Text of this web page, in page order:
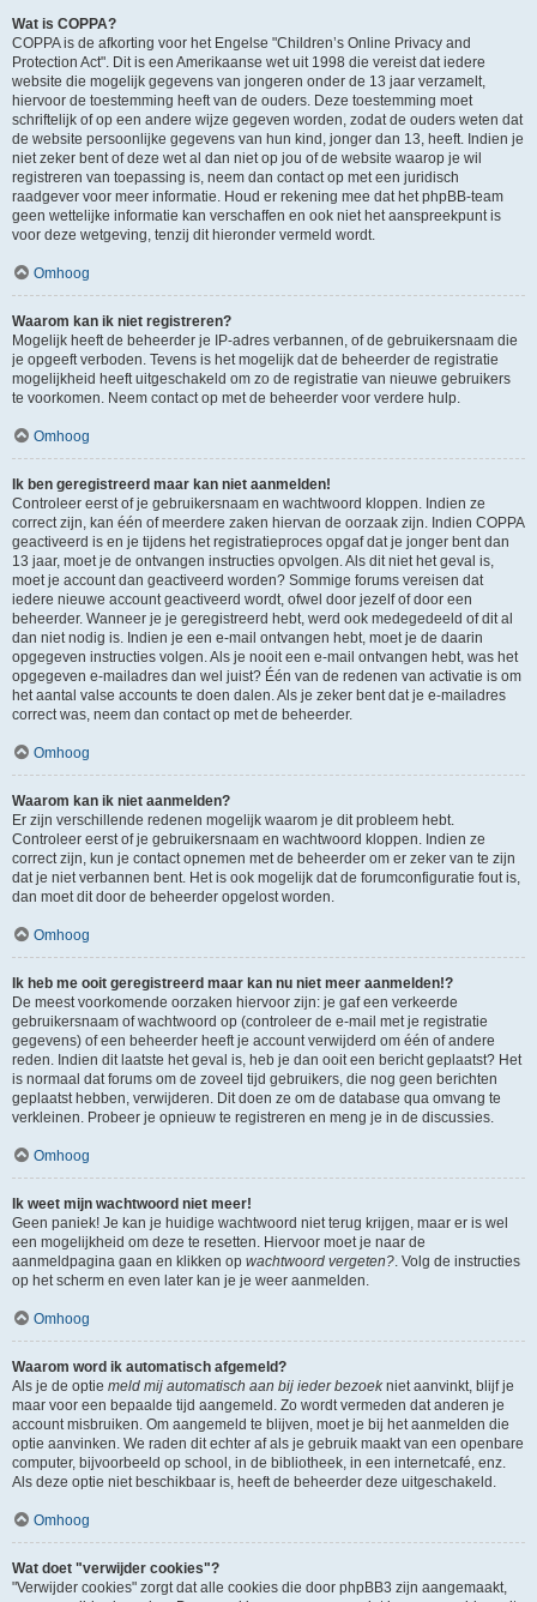
Wat is COPPA?
COPPA is de afkorting voor het Engelse "Children’s Online Privacy and
Protection Act". Dit is een Amerikaanse wet uit 1998 die vereist dat iedere
website die mogelijk gegevens van jongeren onder de 13 jaar verzamelt,
hiervoor de toestemming heeft van de ouders. Deze toestemming moet
schriftelijk of op een andere wijze gegeven worden, zodat de ouders weten dat
de website persoonlijke gegevens van hun kind, jonger dan 13, heeft. Indien je
niet zeker bent of deze wet al dan niet op jou of de website waarop je wil
registreren van toepassing is, neem dan contact op met een juridisch
raadgever voor meer informatie. Houd er rekening mee dat het phpBB-team
geen wettelijke informatie kan verschaffen en ook niet het aanspreekpunt is
voor deze wetgeving, tenzij dit hieronder vermeld wordt.
Omhoog
Waarom kan ik niet registreren?
Mogelijk heeft de beheerder je IP-adres verbannen, of de gebruikersnaam die
je opgeeft verboden. Tevens is het mogelijk dat de beheerder de registratie
mogelijkheid heeft uitgeschakeld om zo de registratie van nieuwe gebruikers
te voorkomen. Neem contact op met de beheerder voor verdere hulp.
Omhoog
Ik ben geregistreerd maar kan niet aanmelden!
Controleer eerst of je gebruikersnaam en wachtwoord kloppen. Indien ze
correct zijn, kan één of meerdere zaken hiervan de oorzaak zijn. Indien COPPA
geactiveerd is en je tijdens het registratieproces opgaf dat je jonger bent dan
13 jaar, moet je de ontvangen instructies opvolgen. Als dit niet het geval is,
moet je account dan geactiveerd worden? Sommige forums vereisen dat
iedere nieuwe account geactiveerd wordt, ofwel door jezelf of door een
beheerder. Wanneer je je geregistreerd hebt, werd ook medegedeeld of dit al
dan niet nodig is. Indien je een e-mail ontvangen hebt, moet je de daarin
opgegeven instructies volgen. Als je nooit een e-mail ontvangen hebt, was het
opgegeven e-mailadres dan wel juist? Één van de redenen van activatie is om
het aantal valse accounts te doen dalen. Als je zeker bent dat je e-mailadres
correct was, neem dan contact op met de beheerder.
Omhoog
Waarom kan ik niet aanmelden?
Er zijn verschillende redenen mogelijk waarom je dit probleem hebt.
Controleer eerst of je gebruikersnaam en wachtwoord kloppen. Indien ze
correct zijn, kun je contact opnemen met de beheerder om er zeker van te zijn
dat je niet verbannen bent. Het is ook mogelijk dat de forumconfiguratie fout is,
dan moet dit door de beheerder opgelost worden.
Omhoog
Ik heb me ooit geregistreerd maar kan nu niet meer aanmelden!?
De meest voorkomende oorzaken hiervoor zijn: je gaf een verkeerde
gebruikersnaam of wachtwoord op (controleer de e-mail met je registratie
gegevens) of een beheerder heeft je account verwijderd om één of andere
reden. Indien dit laatste het geval is, heb je dan ooit een bericht geplaatst? Het
is normaal dat forums om de zoveel tijd gebruikers, die nog geen berichten
geplaatst hebben, verwijderen. Dit doen ze om de database qua omvang te
verkleinen. Probeer je opnieuw te registreren en meng je in de discussies.
Omhoog
Ik weet mijn wachtwoord niet meer!
Geen paniek! Je kan je huidige wachtwoord niet terug krijgen, maar er is wel
een mogelijkheid om deze te resetten. Hiervoor moet je naar de
aanmeldpagina gaan en klikken op wachtwoord vergeten?. Volg de instructies
op het scherm en even later kan je je weer aanmelden.
Omhoog
Waarom word ik automatisch afgemeld?
Als je de optie meld mij automatisch aan bij ieder bezoekniet aanvinkt, blijf je
maar voor een bepaalde tijd aangemeld. Zo wordt vermeden dat anderen je
account misbruiken. Om aangemeld te blijven, moet je bij het aanmelden die
optie aanvinken. We raden dit echter af als je gebruik maakt van een openbare
computer, bijvoorbeeld op school, in de bibliotheek, in een internetcafé, enz.
Als deze optie niet beschikbaar is, heeft de beheerder deze uitgeschakeld.
Omhoog
Wat doet "verwijder cookies"?
"Verwijder cookies" zorgt dat alle cookies die door phpBB3 zijn aangemaakt,